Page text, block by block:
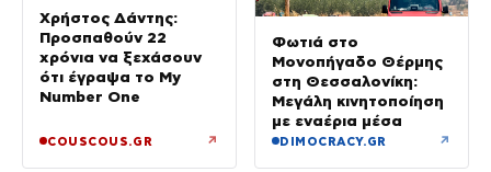
Χρήστος Δάντης:
Προσπαθούν 22
χρόνια να ξεχάσουν
ότι έγραψα το My
Number One
COUSCOUS.GR ↗
Φωτιά στο
Μονοπήγαδο Θέρμης
στη Θεσσαλονίκη:
Μεγάλη κινητοποίηση
με εναέρια μέσα
DIMOCRACY.GR ↗